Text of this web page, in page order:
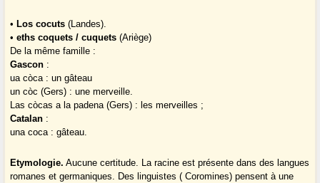
• Los cocuts (Landes).
•eths coquets / cuquets (Ariège)
De la même famille :
Gascon :
ua còca : un gâteau
un còc (Gers) : une merveille.
Las còcas a la padena (Gers) : les merveilles ;
Catalan :
una coca : gâteau.
Etymologie. Aucune certitude. La racine est présente dans des langues
romanes et germaniques. Des linguistes ( Coromines) pensent à une